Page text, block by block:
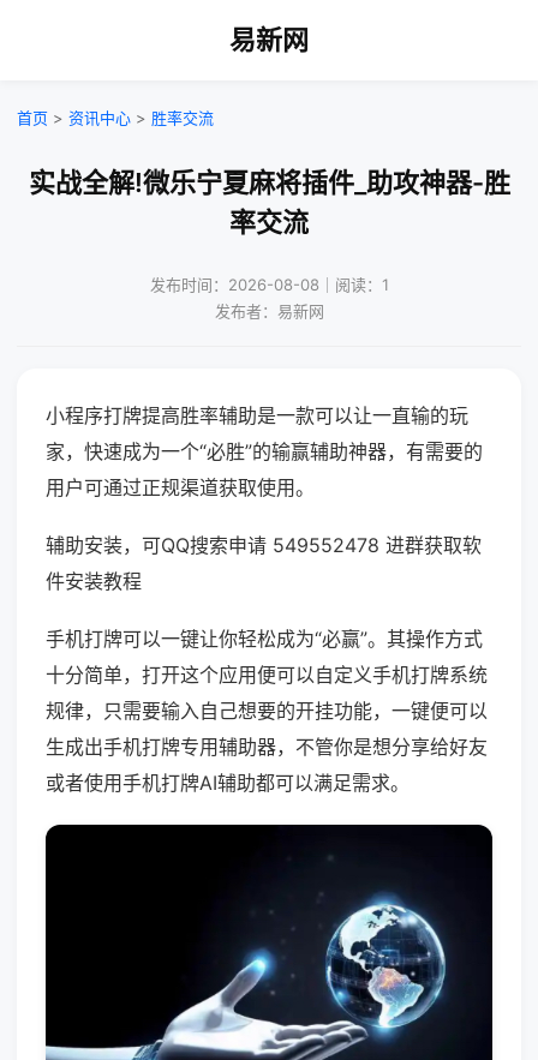
易新网
首页 > 资讯中心 > 胜率交流
实战全解!微乐宁夏麻将插件_助攻神器-胜
率交流
发布时间：2026-08-08｜阅读：1
发布者：易新网
小程序打牌提高胜率辅助是一款可以让一直输的玩
家，快速成为一个“必胜”的输赢辅助神器，有需要的
用户可通过正规渠道获取使用。
辅助安装，可QQ搜索申请 549552478 进群获取软
件安装教程
手机打牌可以一键让你轻松成为“必赢”。其操作方式
十分简单，打开这个应用便可以自定义手机打牌系统
规律，只需要输入自己想要的开挂功能，一键便可以
生成出手机打牌专用辅助器，不管你是想分享给好友
或者使用手机打牌AI辅助都可以满足需求。